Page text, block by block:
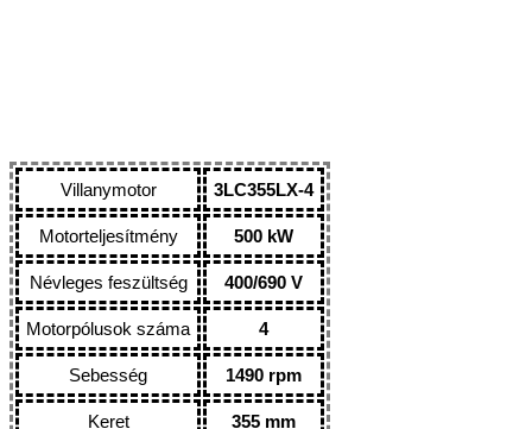
Villanymotor 3LC355LX-4
Motorteljesítmény 500 kW
Névleges feszültség 400/690 V
Motorpólusok száma 4
Sebesség 1490 rpm
Keret 355 mm